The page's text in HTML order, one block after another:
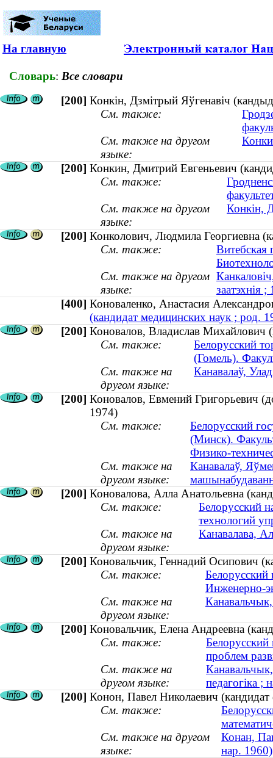
На главную
Словарь: Все словари
[200] Конкін, Дзмітрый Яўгенавіч
См. также:
См. также на другом
языке:
[200] Конкин, Дмитрий Евгеньевич
См. также:
См. также на другом
языке:
Конкін,
[200] Конколович, Людмила Георгиевна
См. также:
Витебская
См. также на другом
языке:
заатэхнія
[400] Коноваленко, Анастасия
(кандидат медицинских наук ; род.
[200] Коновалов, Владислав Михайлович
См. также:
Белорусский
(Гомель).
См. также на
другом языке:
Канавалаў,
[200] Коновалов, Евмений Григорьевич
1974)
См. также:
Белорусский
(Минск).
Физико-
См. также на
другом языке:
Канавалаў,
[200] Коновалова, Алла Анатольевна
См. также:
Белорусский
технологий
См. также на
другом языке:
Канавалава,
[200] Коновальчик, Геннадий Осипович
См. также:
Белорусский
Инженерно-
См. также на
другом языке:
[200] Коновальчик, Елена Андреевна
См. также:
Белорусский
проблем
См. также на
другом языке:
педагогіка ;
[200] Конон, Павел Николаевич
См. также:
См. также на другом
языке:
Конан,
нар. 1960)